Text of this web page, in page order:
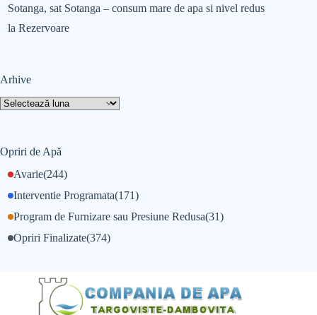
Sotanga, sat Sotanga – consum mare de apa si nivel redus
la Rezervoare
Arhive
Opriri de Apă
Avarie(244)
Interventie Programata(171)
Opriri Finalizate(374)
Program de Furnizare sau Presiune Redusa(31)